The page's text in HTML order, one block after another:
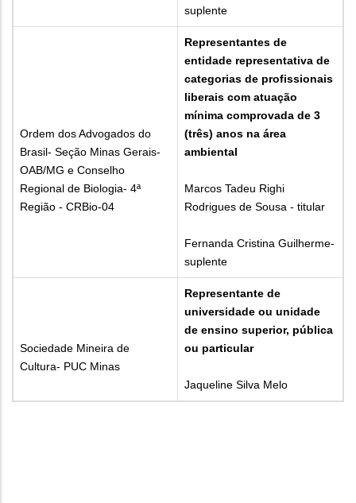
suplente
Ordem dos Advogados do
Brasil- Seção Minas Gerais-
OAB/MG e Conselho
Regional de Biologia- 4ª
Região - CRBio-04
Representantes de
entidade representativa de
categorias de profissionais
liberais com atuação
mínima comprovada de 3
(três) anos na área
ambiental
Marcos Tadeu Righi
Rodrigues de Sousa - titular
Fernanda Cristina Guilherme-
suplente
Sociedade Mineira de
Cultura- PUC Minas
Representante de
universidade ou unidade
de ensino superior, pública
ou particular
Jaqueline Silva Melo